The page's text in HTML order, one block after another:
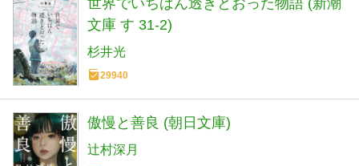
世界でいちばん透きとおった物語 (新潮
文庫 す 31-2)
杉井光
29940
傲慢と善良 (朝日文庫)
辻村深月